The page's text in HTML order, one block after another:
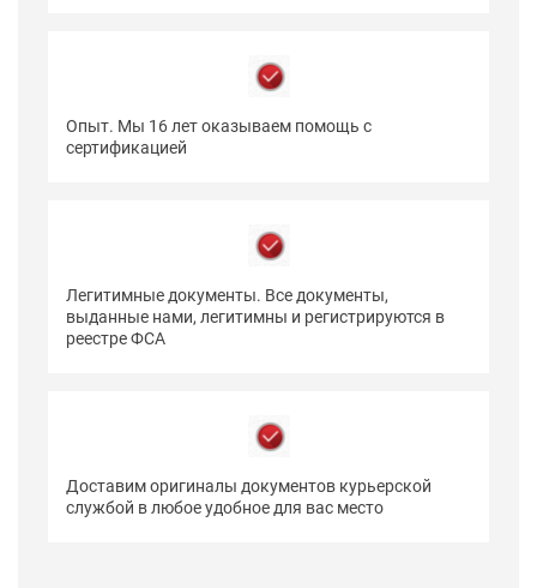
Опыт. Мы 16 лет оказываем помощь с
сертификацией
Легитимные документы. Все документы,
выданные нами, легитимны и регистрируются в
реестре ФСА
Доставим оригиналы документов курьерской
службой в любое удобное для вас место